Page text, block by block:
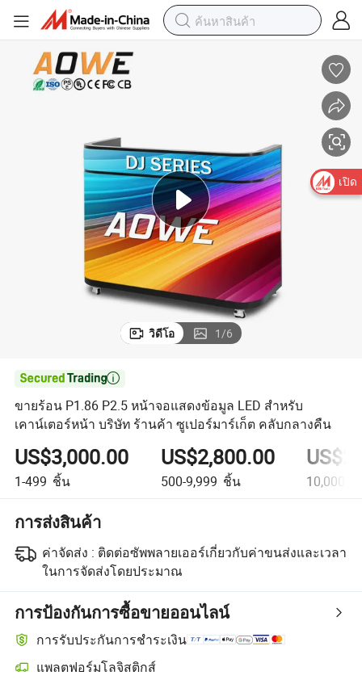
วิดีโอ 1/6

ขายร้อน P1.86 P2.5 หน้าจอแสดงข้อมูล LED สำหรับ
เคาน์เตอร์หน้า บริษัท ร้านค้า ซูเปอร์มาร์เก็ต คลับกลางคืน
US$3,000.00
1-499 ชิ้น
US$2,800.00
500-9,999 ชิ้น 10,000+
การส่งสินค้า
ค่าจัดส่ง : ติดต่อซัพพลายเออร์เกี่ยวกับค่าขนส่งและเวลา
ในการจัดส่งโดยประมาณ
การป้องกันการซื้อขายออนไลน์
การรับประกันการชำระเงิน
แพลตฟอร์มโลจิสติกส์
เปิด